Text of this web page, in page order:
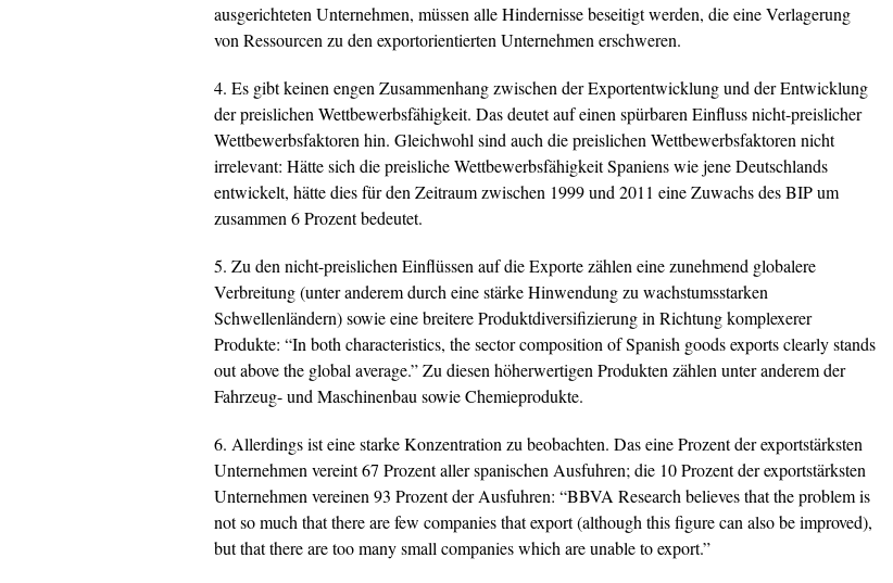
ausgerichteten Unternehmen, müssen alle Hindernisse beseitigt werden, die eine Verlagerung
von Ressourcen zu den exportorientierten Unternehmen erschweren.
4. Es gibt keinen engen Zusammenhang zwischen der Exportentwicklung und der Entwicklung
der preislichen Wettbewerbsfähigkeit. Das deutet auf einen spürbaren Einfluss nicht-preislicher
Wettbewerbsfaktoren hin. Gleichwohl sind auch die preislichen Wettbewerbsfaktoren nicht
irrelevant: Hätte sich die preisliche Wettbewerbsfähigkeit Spaniens wie jene Deutschlands
entwickelt, hätte dies für den Zeitraum zwischen 1999 und 2011 eine Zuwachs des BIP um
zusammen 6 Prozent bedeutet.
5. Zu den nicht-preislichen Einflüssen auf die Exporte zählen eine zunehmend globalere
Verbreitung (unter anderem durch eine stärke Hinwendung zu wachstumsstarken
Schwellenländern) sowie eine breitere Produktdiversifizierung in Richtung komplexerer
Produkte: “In both characteristics, the sector composition of Spanish goods exports clearly stands
out above the global average.”Zu diesen höherwertigen Produkten zählen unter anderem der
Fahrzeug- und Maschinenbau sowie Chemieprodukte.
6. Allerdings ist eine starke Konzentration zu beobachten. Das eine Prozent der exportstärksten
Unternehmen vereint 67 Prozent aller spanischen Ausfuhren; die 10 Prozent der exportstärksten
Unternehmen vereinen 93 Prozent der Ausfuhren: “BBVA Research believes that the problem is
not so much that there are few companies that export (although this figure can also be improved),
but that there are too many small companies which are unable to export.”